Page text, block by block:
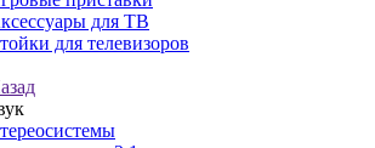
для ТВ
для телевизоров